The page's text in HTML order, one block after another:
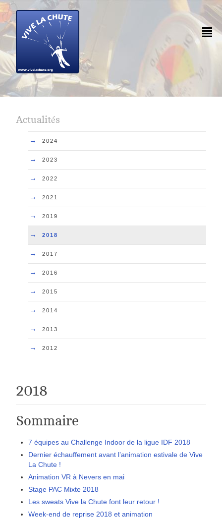
²
Actualités
→ 2024
→ 2023
→ 2022
→ 2021
→ 2019
→ 2018
→ 2017
→ 2016
→ 2015
→ 2014
→ 2013
→ 2012
2018
Sommaire
7 équipes au Challenge Indoor de la ligue IDF 2018
Dernier échauffement avant l’animation estivale de Vive
La Chute !
Animation VR à Nevers en mai
Stage PAC Mixte 2018
Les sweats Vive la Chute font leur retour !
Week-end de reprise 2018 et animation